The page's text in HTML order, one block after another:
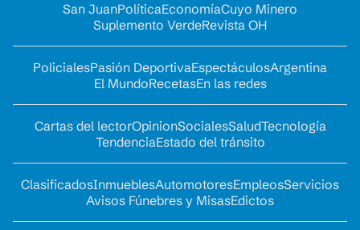
San JuanPolíticaEconomíaCuyo Minero
Suplemento VerdeRevista OH
PolicialesPasión DeportivaEspectáculosArgentina
El MundoRecetasEn las redes
Cartas del lectorOpinionSocialesSaludTecnología
TendenciaEstado del tránsito
ClasificadosInmueblesAutomotoresEmpleosServicios
Avisos Fúnebres y MisasEdictos